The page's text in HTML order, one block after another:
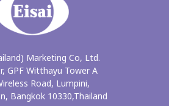
Marketing Co, Ltd.
GPF Witthayu Tower A
Road, Lumpini,
Bangkok 10330,Thailand